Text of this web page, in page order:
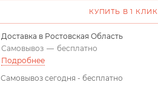
КУПИТЬ В 1 КЛИК
Доставка в Ростовская Область
Самовывоз — бесплатно
Подробнее
Самовывоз сегодня - бесплатно